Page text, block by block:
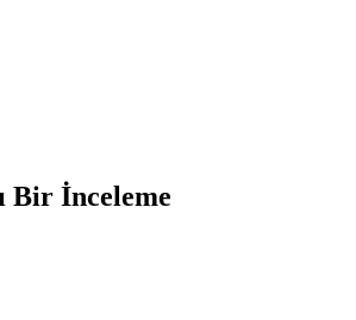
Bir İnceleme